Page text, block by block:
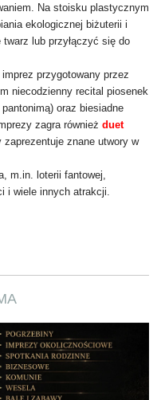
Na stoisku plastycznym
ekologicznej biżuterii i
lub przyłączyć się do
przygotowany przez
niecodzienny recital piosenek
oraz biesiadne
zagra również duet
zaprezentuje znane utwory w
m.in. loterii fantowej,
i wiele innych atrakcji.